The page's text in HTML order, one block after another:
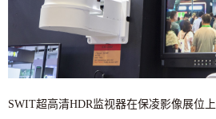
SWIT超高清HDR监视器在保凌影像展位上